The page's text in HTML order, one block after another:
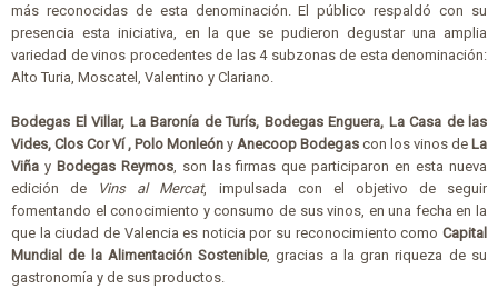
más reconocidas de esta denominación. El público respaldó con su
presencia esta iniciativa, en la que se pudieron degustar una amplia
variedad de vinos procedentes de las 4 subzonas de esta denominación:
Alto Turia, Moscatel, Valentino y Clariano.
Bodegas El Villar, La Baronía de Turís, Bodegas Enguera, La Casa de las
Vides, Clos Cor Ví , Polo Monleón y Anecoop Bodegas con los vinos de La
Viña yBodegas Reymos, son las firmas que participaron en esta nueva
edición de
Vins al Mercat, impulsada con el objetivo de seguir
fomentando el conocimiento y consumo de sus vinos, en una fecha en la
que la ciudad de Valencia es noticia por su reconocimiento como Capital
Mundial de la Alimentación Sostenible, gracias a la gran riqueza de su
gastronomía y de sus productos.